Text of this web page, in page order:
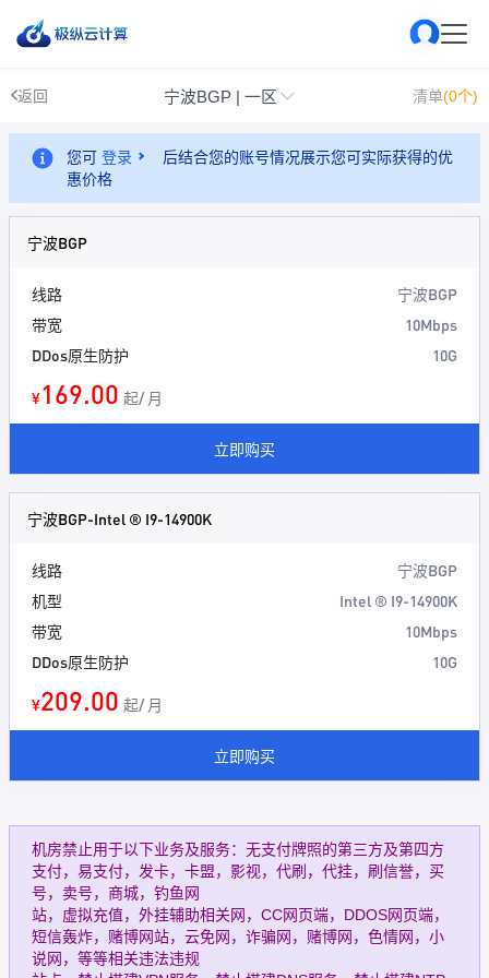
返回 宁波BGP | 一区 清单(0个)
您可 登录
后结合您的账号情况展示您可实际获得的优
惠价格
宁波BGP
线路
宁波BGP
带宽
10Mbps
DDos原生防护
10G
¥169.00 起/ 月
立即购买
宁波BGP-Intel ® I9-14900K
线路
宁波BGP
机型
Intel ® I9-14900K
带宽
10Mbps
DDos原生防护
10G
¥209.00 起/ 月
立即购买
机房禁止用于以下业务及服务：无支付牌照的第三方及第四方
支付，易支付，发卡，卡盟，影视，代刷，代挂，刷信誉，买
号，卖号，商城，钓鱼网
站，虚拟充值，外挂辅助相关网，CC网页端，DDOS网页端，
短信轰炸，赌博网站，云免网，诈骗网，赌博网，色情网，小
说网，等等相关违法违规